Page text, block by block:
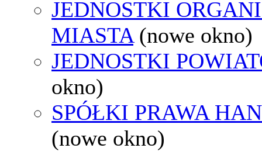
JEDNOSTKI
MIASTA (nowe okno)
JEDNOSTKI
okno)
SPÓŁKI PRAWA
(nowe okno)